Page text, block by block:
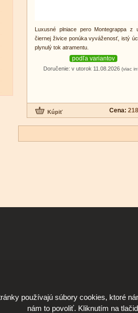
Luxusné plniace pero Montegrappa z
čiernej živice ponúka vyváženosť, istý
plynulý tok atramentu.
podľa variantov
Doručenie: v utorok 11.08.2026 (viac
Cena:
používajú súbory cookies, ktoré
nám to povoliť. Kliknutím na